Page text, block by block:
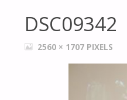
DSC09342
FULL2560 × 1707 PIXELS